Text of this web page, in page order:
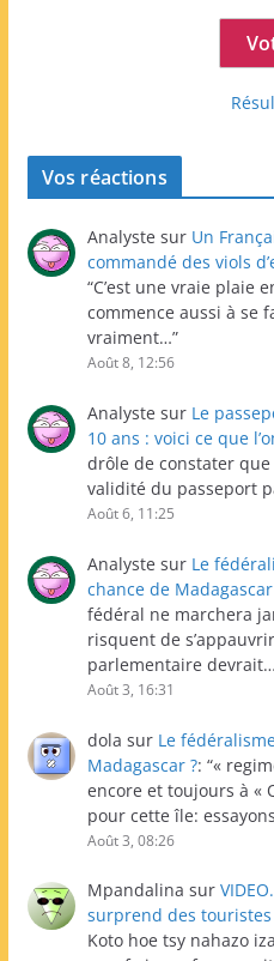
Vos réactions
Analyste sur Un
commandé des viols
“C’est une vraie plaie
commence aussi à se
vraiment…”
Août 8, 12:56
Analyste sur Le
10 ans : voici ce que
drôle de constater
validité du passeport
Août 6, 11:25
Analyste sur Le
chance de Madagascar
fédéral ne marchera
risquent de
parlementaire devrait…
Août 3, 16:31
dola sur Le
Madagascar ?: “«
encore et toujours à «
pour cette île:
Août 3, 08:26
Mpandalina sur
surprend des
Koto hoe tsy nahazo